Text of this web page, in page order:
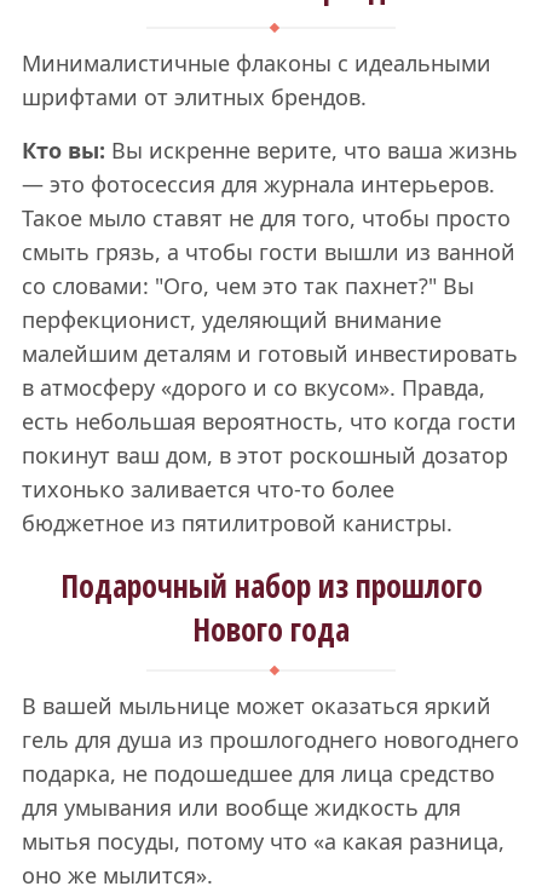
Минималистичные флаконы с идеальными
шрифтами от элитных брендов.
Кто вы: Вы искренне верите, что ваша жизнь
— это фотосессия для журнала интерьеров.
Такое мыло ставят не для того, чтобы просто
смыть грязь, а чтобы гости вышли из ванной
со словами: "Ого, чем это так пахнет?" Вы
перфекционист, уделяющий внимание
малейшим деталям и готовый инвестировать
в атмосферу «дорого и со вкусом». Правда,
есть небольшая вероятность, что когда гости
покинут ваш дом, в этот роскошный дозатор
тихонько заливается что-то более
бюджетное из пятилитровой канистры.
Подарочный набор из прошлого
Нового года
В вашей мыльнице может оказаться яркий
гель для душа из прошлогоднего новогоднего
подарка, не подошедшее для лица средство
для умывания или вообще жидкость для
мытья посуды, потому что «а какая разница,
оно же мылится».